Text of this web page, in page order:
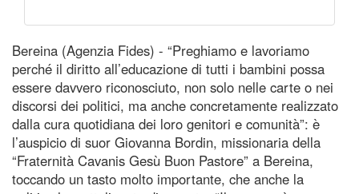
Bereina (Agenzia Fides) - “Preghiamo e lavoriamo
perché il diritto all’educazione di tutti i bambini possa
essere davvero riconosciuto, non solo nelle carte o nei
discorsi dei politici, ma anche concretamente realizzato
dalla cura quotidiana dei loro genitori e comunità”: è
l’auspicio di suor Giovanna Bordin, missionaria della
“Fraternità Cavanis Gesù Buon Pastore” a Bereina,
toccando un tasto molto importante, che anche la